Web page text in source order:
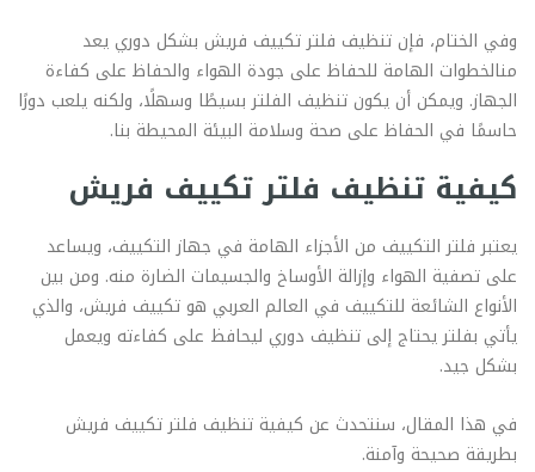
وفي الختام، فإن تنظيف فلتر تكييف فريش بشكل دوري يعد
منالخطوات الهامة للحفاظ على جودة الهواء والحفاظ على كفاءة
الجهاز. ويمكن أن يكون تنظيف الفلتر بسيطًا وسهلًا، ولكنه يلعب دورًا
حاسمًا في الحفاظ على صحة وسلامة البيئة المحيطة بنا.
كيفية تنظيف فلتر تكييف فريش
يعتبر فلتر التكييف من الأجزاء الهامة في جهاز التكييف، ويساعد
على تصفية الهواء وإزالة الأوساخ والجسيمات الضارة منه. ومن بين
الأنواع الشائعة للتكييف في العالم العربي هو تكييف فريش، والذي
يأتي بفلتر يحتاج إلى تنظيف دوري ليحافظ على كفاءته ويعمل
بشكل جيد.
في هذا المقال، سنتحدث عن كيفية تنظيف فلتر تكييف فريش
بطريقة صحيحة وآمنة.